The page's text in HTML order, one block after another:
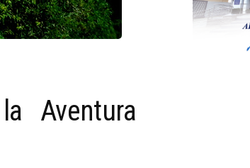
Aventura